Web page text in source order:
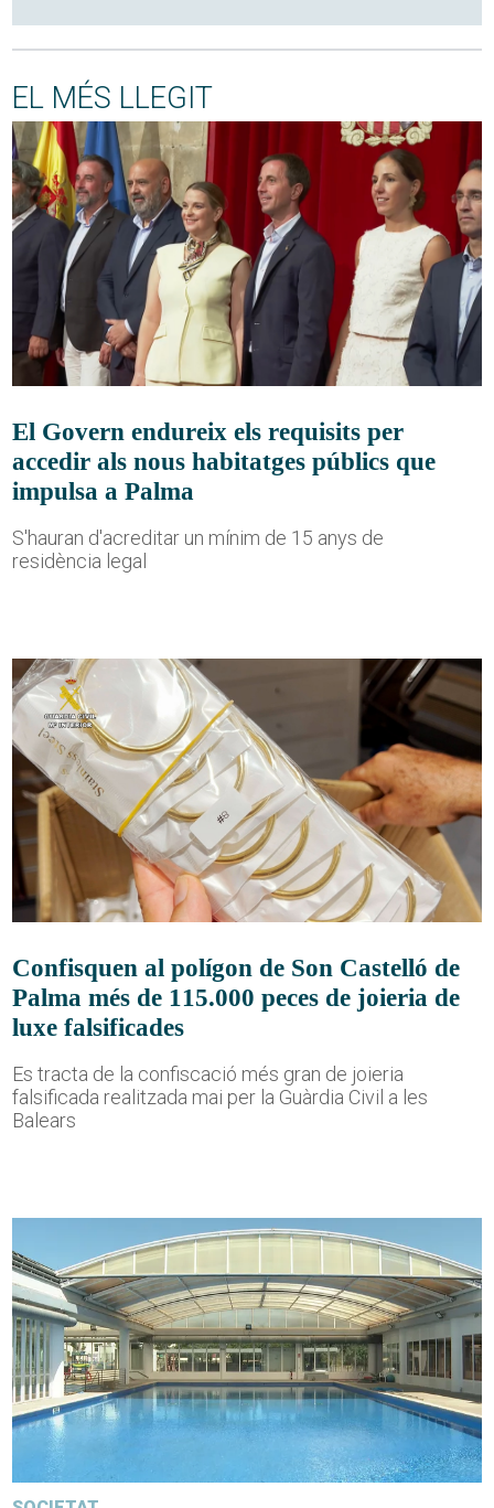
EL MÉS LLEGIT
El Govern endureix els requisits per
accedir als nous habitatges públics que
impulsa a Palma
S'hauran d'acreditar un mínim de 15 anys de
residència legal
Confisquen al polígon de Son Castelló de
Palma més de 115.000 peces de joieria de
luxe falsificades
Es tracta de la confiscació més gran de joieria
falsificada realitzada mai per la Guàrdia Civil a les
Balears